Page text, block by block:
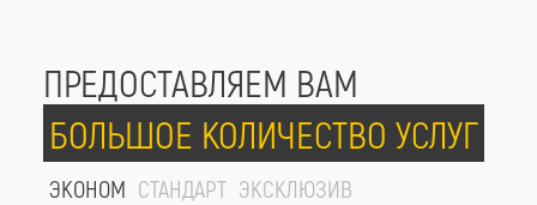
ПРЕДОСТАВЛЯЕМ ВАМ
БОЛЬШОЕ КОЛИЧЕСТВО УСЛУГ
ЭКОНОМ СТАНДАРТ ЭКСКЛЮЗИВ